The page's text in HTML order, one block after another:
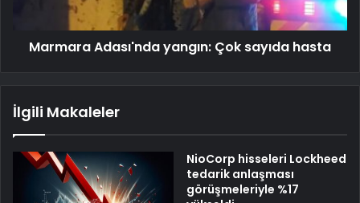
Marmara Adası'nda yangın: Çok sayıda hasta
İlgili Makaleler
NioCorp hisseleri Lockheed
tedarik anlaşması
görüşmeleriyle %17